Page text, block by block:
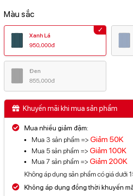
Màu sắc
Xanh Lá
950,000đ
Đen
855,000đ
Khuyến mãi khi mua sản phẩm
Mua nhiều giảm đậm:
Mua 3 sản phẩm => Giảm 50K
Mua 5 sản phẩm => Giảm100K
Mua 7 sản phẩm => Giảm200K
Không áp dụng sản phẩm có giá dưới
Không áp dụng đồng thời khuyến